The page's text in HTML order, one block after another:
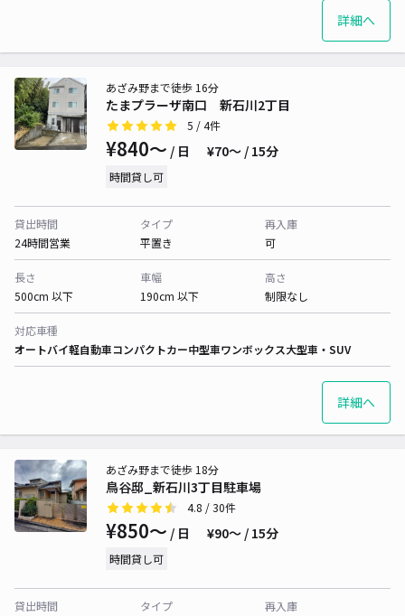
詳細へ
たまプラーザ南口 新石川2丁目
あざみ野まで徒歩 16分
5 / 4件
¥840〜 / 日 ¥70〜 / 15分
時間貸し可
貸出時間
24時間営業
タイプ
平置き
再入庫
可
長さ
500cm 以下
車幅
190cm 以下
高さ
制限なし
対応車種
オートバイ軽自動車コンパクトカー中型車ワンボックス大型車・SUV
詳細へ
鳥谷邸_新石川3丁目駐車場
あざみ野まで徒歩 18分
4.8 / 30件
¥850〜 / 日 ¥90〜 / 15分
時間貸し可
貸出時間
タイプ
再入庫